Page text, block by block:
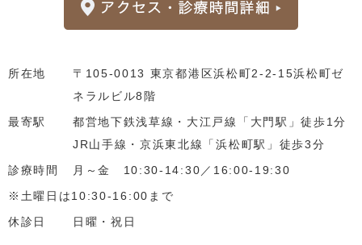
所在地
〒105-0013 東京都港区浜松町2-2-15浜松町ゼ
ネラルビル8階
最寄駅
都営地下鉄浅草線・大江戸線「大門駅」徒歩1分
JR山手線・京浜東北線「浜松町駅」徒歩3分
診療時間
月～金 10:30-14:30／16:00-19:30
※土曜日は10:30-16:00まで
休診日
日曜・祝日